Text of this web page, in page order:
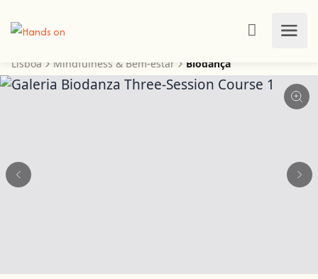
Lisboa Mindfulness & Bem-estar Biodança